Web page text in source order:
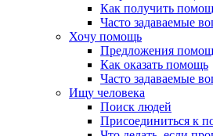
Как получить
Часто задаваемые
Хочу помощь
Предложения
Как оказать помощь
Часто задаваемые
Ищу человека
Поиск людей
Присоединиться к